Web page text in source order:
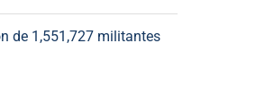
de 1,551,727 militantes